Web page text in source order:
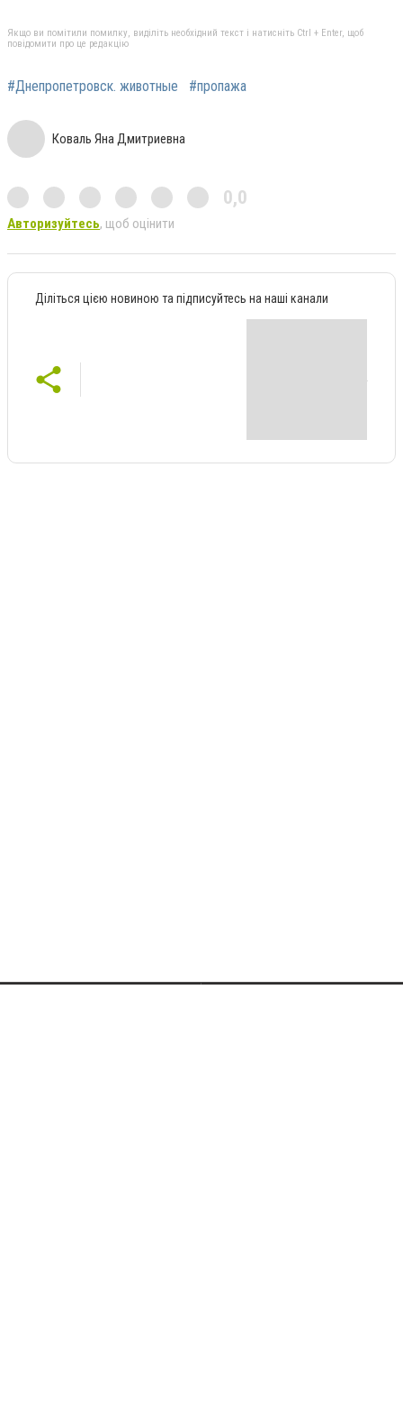
Якщо ви помітили помилку, виділіть необхідний текст і натисніть Ctrl + Enter, щоб
повідомити про це редакцію
#Днепропетровск. животные #пропажа
Коваль Яна Дмитриевна
0,0
Авторизуйтесь, щоб оцінити
Діліться цією новиною та підписуйтесь на наші канали